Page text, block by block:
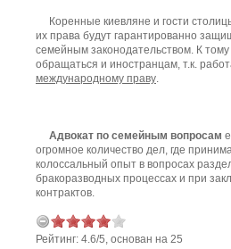
Коренные киевляне и гости
их права будут гарантированно
семейным законодательством. К
обращаться и иностранцам, т.к.
международному праву.
Адвокат по семейным вопросам
огромное количество дел, где
колоссальный опыт в вопросах
бракоразводных процессах и при
контрактов.
Рейтинг: 4.6/5, основан на 25